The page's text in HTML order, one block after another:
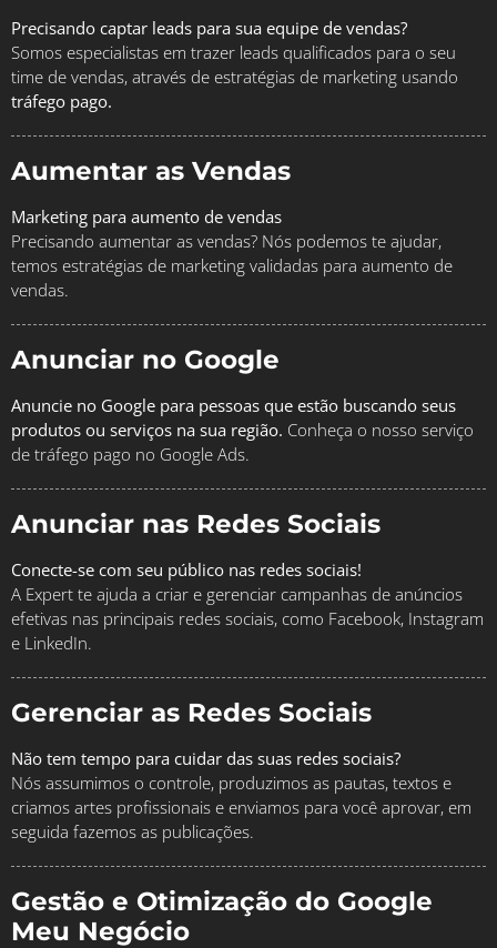
Precisando captar leads para sua equipe de vendas?
Somos especialistas em trazer leads qualificados para o seu
time de vendas, através de estratégias de marketing usando
tráfego pago.
Aumentar as Vendas
Marketing para aumento de vendas
Precisando aumentar as vendas? Nós podemos te ajudar,
temos estratégias de marketing validadas para aumento de
vendas.
Anunciar no Google
Anuncie no Google para pessoas que estão buscando seus
produtos ou serviços na sua região. Conheça o nosso serviço
de tráfego pago no Google Ads.
Anunciar nas Redes Sociais
Conecte-se com seu público nas redes sociais!
A Expert te ajuda a criar e gerenciar campanhas de anúncios
efetivas nas principais redes sociais, como Facebook, Instagram
e LinkedIn.
Gerenciar as Redes Sociais
Não tem tempo para cuidar das suas redes sociais?
Nós assumimos o controle, produzimos as pautas, textos e
criamos artes profissionais e enviamos para você aprovar, em
seguida fazemos as publicações.
Gestão e Otimização do Google
Meu Negócio